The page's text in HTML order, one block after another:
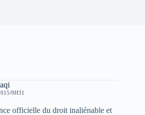
9H31
officielle du droit inaliénable et